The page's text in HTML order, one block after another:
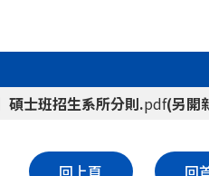
碩士班招生系所分則.pdf(另開
回上頁 回